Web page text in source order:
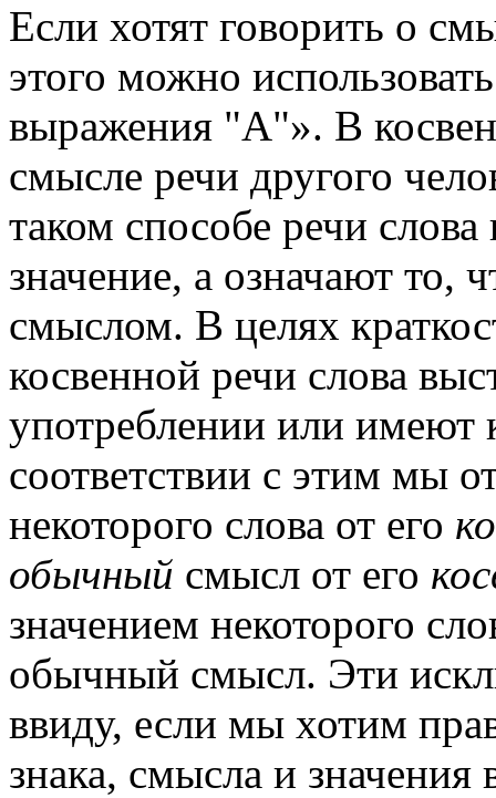
Если хотят говорить о
этого можно
выражения "А"». В
смысле речи другого
таком способе речи
значение, а означают то,
смыслом. В целях
косвенной речи слова
употреблении или имеют
соответствии с этим мы
некоторого слова от его
обычный смысл от его
значением некоторого
обычный смысл. Эти
ввиду, если мы хотим
знака, смысла и